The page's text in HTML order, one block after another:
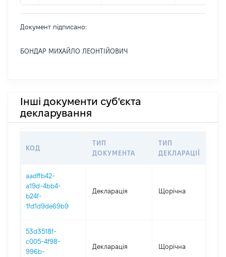
Документ підписано:
БОНДАР МИХАЙЛО ЛЕОНТІЙОВИЧ
Інші документи суб'єкта
декларування
КОД
ТИП
ДОКУМЕНТА
ТИП
ДЕКЛАРАЦІЇ
aadffb42-
a19d-4bb4-
b24f-
1fd1d9de69b9
Декларація Щорічна
53d3518f-
c005-4f98-
996b-
Декларація Щорічна